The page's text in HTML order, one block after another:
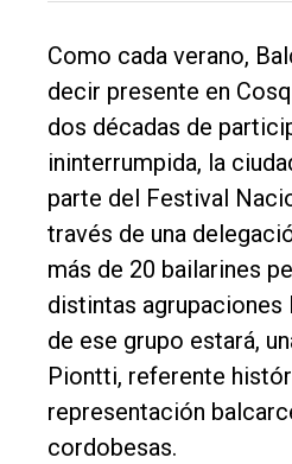
El
único
DIARIO
Balcarce
Inicio
Como cada verano,
decir presente en
dos décadas de
ininterrumpida, la
parte del Festival
través de una
más de 20 bailarines
distintas
de ese grupo estará,
Piontti, referente
representación
cordobesas.